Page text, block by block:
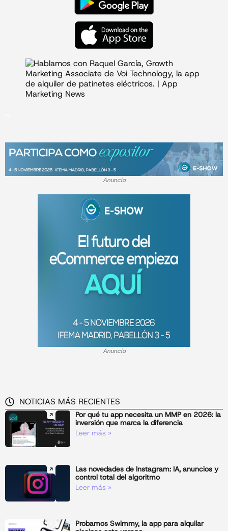
Anuncio
Anuncio
NOTICIAS MÁS RECIENTES
Por qué tu app necesita un MMP en 2026: la
inversión que marca la diferencia
Leer más »
Las novedades de Instagram: IA, anuncios y
control total del algoritmo
Leer más »
Probamos Swimmy, la app para alquilar